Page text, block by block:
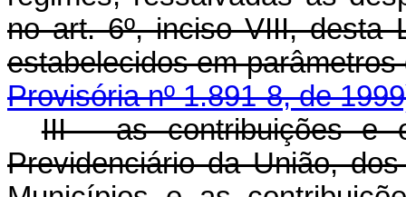
no art. 6º, inciso VIII, desta
estabelecidos em parâmetros
Provisória nº 1.891-8, de
III - as contribuições e
Previdenciário da União,